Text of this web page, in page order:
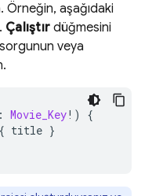
Örneğin, aşağıdaki
Çalıştır düğmesini
veya
: Movie_Key!)
{
{ title }